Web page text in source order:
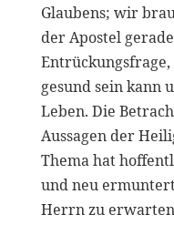
Glaubens; wir
der Apostel
gesund sein kann
Leben. Die
Aussagen der
Thema hat
und neu
Herrn zu